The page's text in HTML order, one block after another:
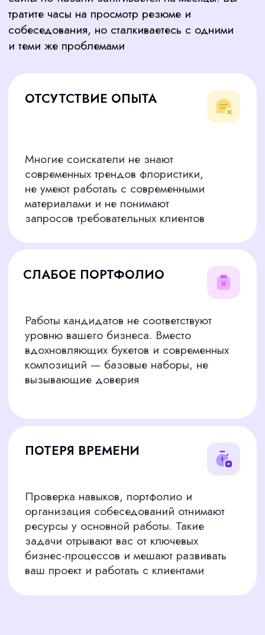
организация собеседований отнимают
ресурсы у основной работы. Такие
задачи отрывают вас от ключевых
бизнес-процессов и мешают развивать
ваш проект и работать с клиентами
Работы кандидатов не соответствуют
уровню вашего бизнеса. Вместо
вдохновляющих букетов и современных
БЕРЕМ ЭТИ РИСКИ
Мы более 5 лет специализируемся на точечном
подборе сотрудников любого уровня по
Казани: от линейного персонала до
управленцев. Благодаря большому опыту и
глубокой экспертизе в разных нишах — от
креативных индустрий до розничной торговли
— мы знаем, где искать и как отбирать сильных
специалистов, которые действительно подойдут
вам по опыту, эстетике и целям бизнеса